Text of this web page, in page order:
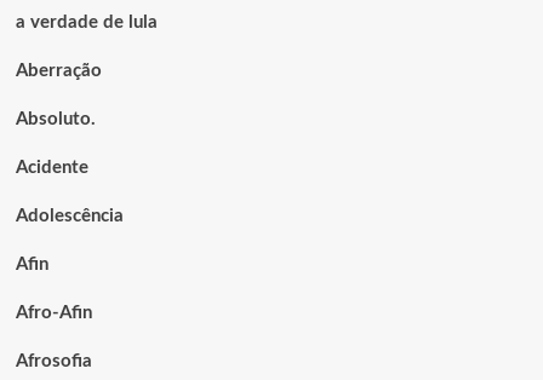
a verdade de lula
Aberração
Absoluto.
Acidente
Adolescência
Afin
Afro-Afin
Afrosofia